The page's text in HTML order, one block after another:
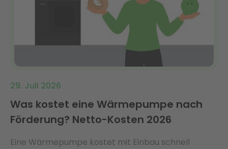
29. Juli 2026
Was kostet eine Wärmepumpe nach
Förderung? Netto-Kosten 2026
Eine Wärmepumpe kostet mit Einbau schnell